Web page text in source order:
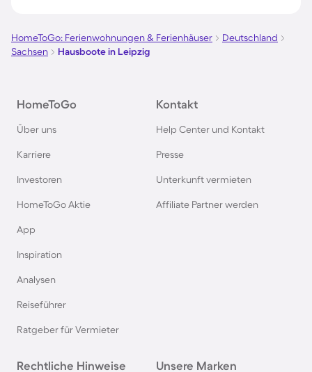
Hausboote in Kroatien
Hausboote in Österreich
Hausboote in Hamburg
Hausboote in Berlin
Hausboote in Schweden
HomeToGo: Ferienwohnungen & Ferienhäuser
Deutschland
Sachsen
Hausboote in Leipzig
HomeToGo
Über uns
Karriere
Investoren
HomeToGo Aktie
App
Inspiration
Analysen
Reiseführer
Ratgeber für Vermieter
Kontakt
Help Center und Kontakt
Presse
Unterkunft vermieten
Affiliate Partner werden
Rechtliche Hinweise Unsere Marken